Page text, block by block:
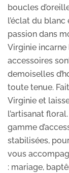
boucles
l’éclat du
passion dans
Virginie incarne
accessoires
demoiselles
toute tenue.
Virginie et
l’artisanat
gamme
stabilisées,
vous
: mariage,